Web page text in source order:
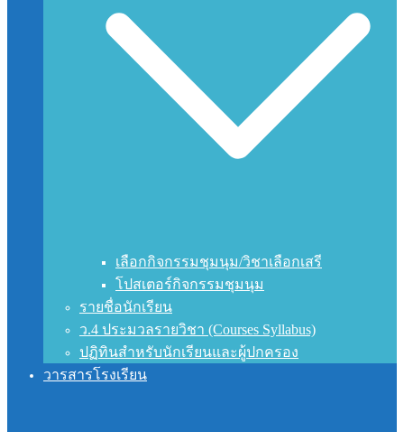
เลือกกิจกรรมชุมนุม/วิชาเลือกเสรี
โปสเตอร์กิจกรรมชุมนุม
รายชื่อนักเรียน
ว.4 ประมวลรายวิชา (Courses Syllabus)
ปฏิทินสำหรับนักเรียนและผู้ปกครอง
วารสารโรงเรียน